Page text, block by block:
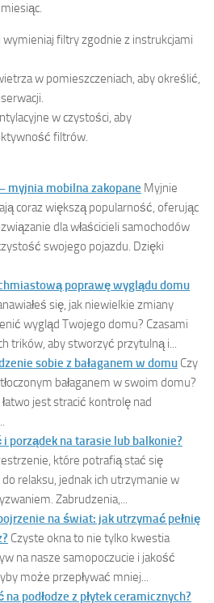
wymieniaj filtry zgodnie z instrukcjami
w pomieszczeniach, aby określić,
w czystości, aby
filtrów.
myjnia mobilna zakopane Myjnie
coraz większą popularność, oferując
dla właścicieli samochodów
swojego pojazdu. Dzięki
poprawę wyglądu domu
się, jak niewielkie zmiany
wygląd Twojego domu? Czasami
trików, aby stworzyć przytulną i...
sobie z bałaganem w domu Czy
bałaganem w swoim domu?
jest stracić kontrolę nad
i porządek na tarasie lub balkonie?
które potrafią stać się
relaksu, jednak ich utrzymanie w
Zabrudzenia,...
na świat: jak utrzymać pełnię
Czyste okna to nie tylko kwestia
na nasze samopoczucie i jakość
może przepływać mniej...
podłodze z płytek ceramicznych?